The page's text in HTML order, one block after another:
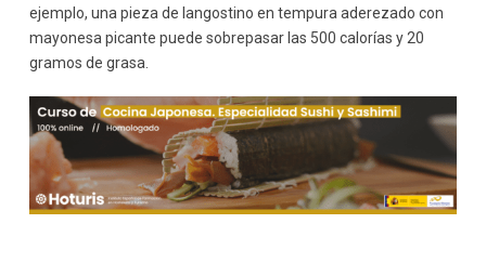
ejemplo, una pieza de langostino en tempura aderezado con
mayonesa picante puede sobrepasar las 500 calorías y 20
gramos de grasa.